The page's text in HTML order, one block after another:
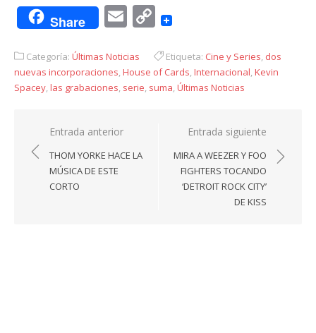
Share EmailCopy
Categoría: Últimas Noticias Etiqueta: Cine y Series, dos
nuevas incorporaciones,House of Cards,Internacional,Kevin
Spacey,las grabaciones, serie, suma,Últimas Noticias
Navegación
de
entradas
Entrada anterior
THOM YORKE HACE LA
MÚSICA DE ESTE
CORTO
Entrada siguiente
MIRA A WEEZER Y FOO
FIGHTERS TOCANDO
‘DETROIT ROCK CITY’
DE KISS